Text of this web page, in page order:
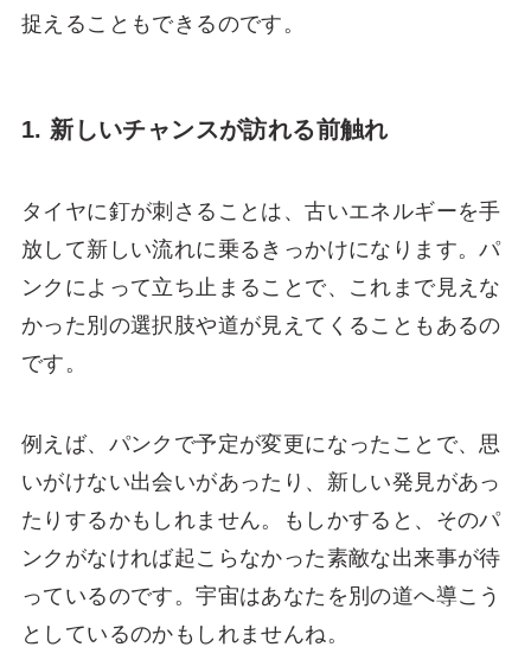
捉えることもできるのです。
1. 新しいチャンスが訪れる前触れ
タイヤに釘が刺さることは、古いエネルギーを手
放して新しい流れに乗るきっかけになります。パ
ンクによって立ち止まることで、これまで見えな
かった別の選択肢や道が見えてくることもあるの
です。
例えば、パンクで予定が変更になったことで、思
いがけない出会いがあったり、新しい発見があっ
たりするかもしれません。もしかすると、そのパ
ンクがなければ起こらなかった素敵な出来事が待
っているのです。宇宙はあなたを別の道へ導こう
としているのかもしれませんね。